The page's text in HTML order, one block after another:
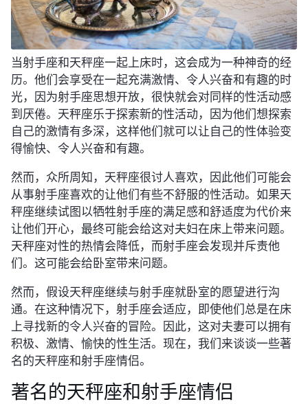
当射手座和天秤座一起上床时，这会成为一种神奇的经
历。他们会享受在一起充满激情、令人兴奋和有趣的时
光，因为射手座思想开放，很快就会对同样的性活动感
到厌倦。天秤座乐于探索新的性活动，因为他们想探索
自己的激情有多深，这样他们就可以让自己的性体验变
得愉快、令人兴奋和有趣。
然而，众所周知，天秤座很讨人喜欢，因此他们可能会
从事射手座喜欢的让他们有些不舒服的性活动。如果天
秤座继续试图以牺牲射手座的满足感和舒适度为代价来
让他们开心，最终可能会给这对夫妇在床上带来问题。
天秤座对性的热情会降低，而射手座会发现并斥责他
们。这可能会给卧室带来问题。
然而，假设天秤座继续与射手座就卧室的愿望进行沟
通。在这种情况下，射手座会适应，即使他们总是在床
上寻找新的令人兴奋的冒险。因此，这对夫妻可以拥有
积极、激情、愉快的性生活。现在，我们来谈谈一些著
名的天秤座和射手座情侣。
著名的天秤座和射手座情侣